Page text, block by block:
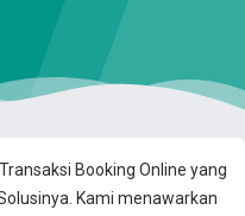
Booking Online yang
Kami menawarkan